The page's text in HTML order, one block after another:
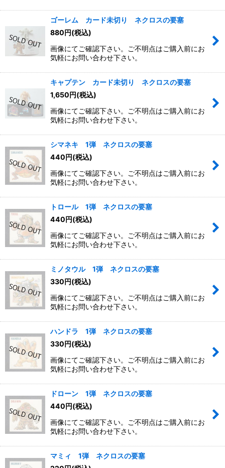
ゴーレム カード未切り ネクロスの要塞
880円(税込)
画像にてご確認下さい。ご不明点はご購入前にお
気軽にお問い合わせ下さい。
キャプテン カード未切り ネクロスの要塞
1,650円(税込)
画像にてご確認下さい。ご不明点はご購入前にお
気軽にお問い合わせ下さい。
シマネキ 1弾 ネクロスの要塞
440円(税込)
画像にてご確認下さい。ご不明点はご購入前にお
気軽にお問い合わせ下さい。
トロール 1弾 ネクロスの要塞
440円(税込)
画像にてご確認下さい。ご不明点はご購入前にお
気軽にお問い合わせ下さい。
ミノタウル 1弾 ネクロスの要塞
330円(税込)
画像にてご確認下さい。ご不明点はご購入前にお
気軽にお問い合わせ下さい。
ハンドラ 1弾 ネクロスの要塞
330円(税込)
画像にてご確認下さい。ご不明点はご購入前にお
気軽にお問い合わせ下さい。
ドローン 1弾 ネクロスの要塞
440円(税込)
画像にてご確認下さい。ご不明点はご購入前にお
気軽にお問い合わせ下さい。
マミィ 1弾 ネクロスの要塞